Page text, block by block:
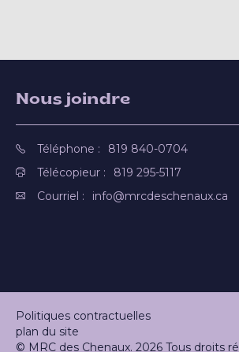
Nous joindre
Téléphone :
819 840-0704
Télécopieur :
819 295-5117
Courriel :
info@mrcdeschenaux.ca
Politiques contractuelles
plan du site
© MRC des Chenaux. 2026 Tous droits